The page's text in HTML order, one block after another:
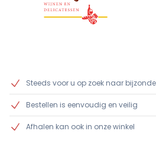
Steeds voor u op zoek naar
Bestellen is eenvoudig en veilig
Afhalen kan ook in onze winkel